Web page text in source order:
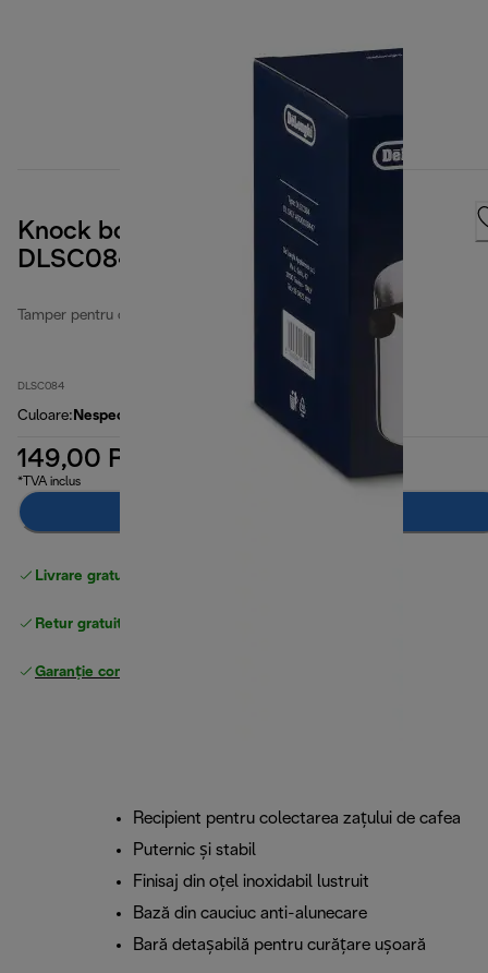
Knock box pentru zațul de cafea
DLSC084
Tamper pentru cafea și cutie pentru
DLSC084
Culoare: Nespecificat
149,00 RON
*TVA inclus
Livrare gratuită standard
Retur gratuit
Garanție completă
Recipient pentru colectarea zațului de cafea
Puternic și stabil
Finisaj din oțel inoxidabil lustruit
Bază din cauciuc anti-alunecare
Bară detașabilă pentru curățare ușoară